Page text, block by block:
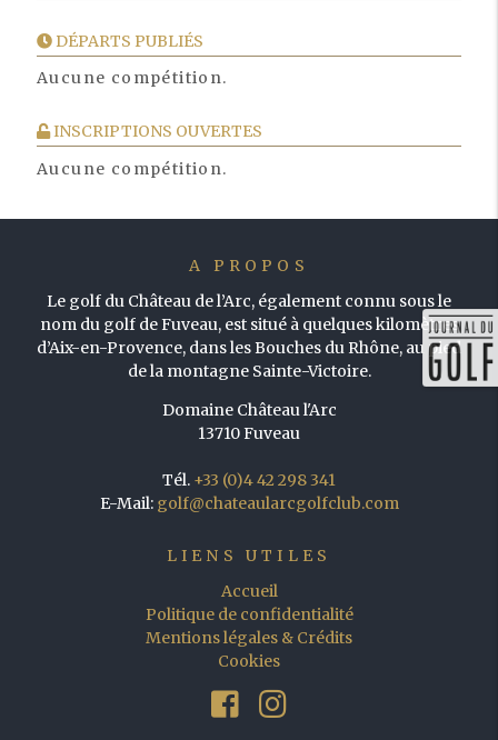
DÉPARTS PUBLIÉS
Aucune compétition.
INSCRIPTIONS OUVERTES
Aucune compétition.
A PROPOS
Le golf du Château de l’Arc, également connu sous le
nom du golf de Fuveau, est situé à quelques kilomètres
d’Aix-en-Provence, dans les Bouches du Rhône, au pied
de la montagne Sainte-Victoire.
Domaine Château l'Arc
13710 Fuveau
Tél. +33 (0)4 42 298 341
E-Mail: golf@chateaularcgolfclub.com
LIENS UTILES
Accueil
Politique de confidentialité
Mentions légales & Crédits
Cookies